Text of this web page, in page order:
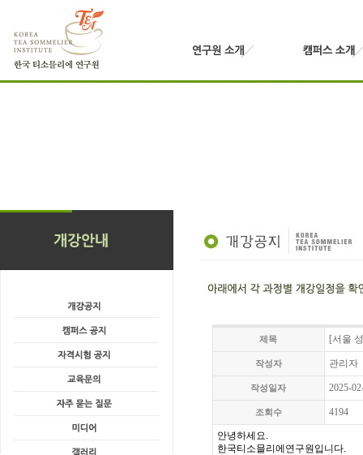
제목 [서울
작성자 관리자
작성일자 2025-
조회수 4194
안녕하세요.
한국티소믈리에연구원입니다.